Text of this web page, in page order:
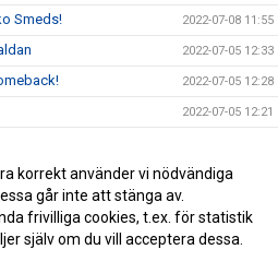
Smeds! 2022-07-08 11:55
2022-07-05 12:33
2022-07-05 12:28
2022-07-05 12:21
är klar 2022-05-20 16:37
2022-05-20 16:17
korrekt använder vi nödvändiga
går inte att stänga av.
frivilliga cookies, t.ex. för statistik
själv om du vill acceptera dessa.